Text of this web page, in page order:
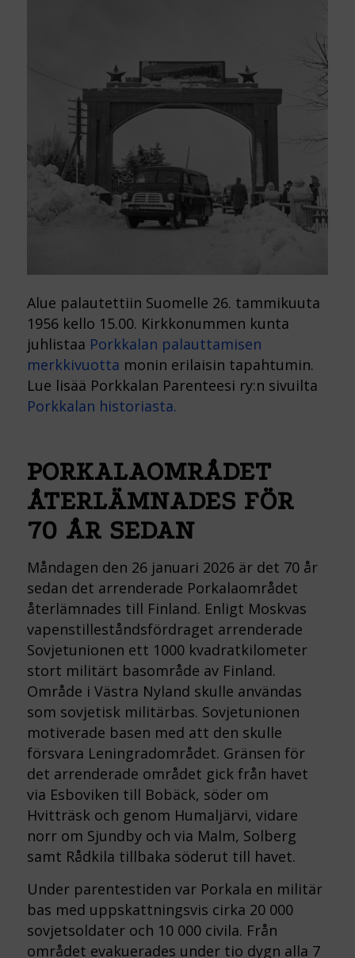
Alue palautettiin Suomelle 26. tammikuuta
1956 kello 15.00. Kirkkonummen kunta
juhlistaa Porkkalan palauttamisen
merkkivuotta monin erilaisin tapahtumin.
Lue lisää Porkkalan Parenteesi ry:n sivuilta
Porkkalan historiasta.
PORKALAOMRÅDET
ÅTERLÄMNADES FÖR
70 ÅR SEDAN
Måndagen den 26 januari 2026 är det 70 år
sedan det arrenderade Porkalaområdet
återlämnades till Finland. Enligt Moskvas
vapenstilleståndsfördraget arrenderade
Sovjetunionen ett 1000 kvadratkilometer
stort militärt basområde av Finland.
Område i Västra Nyland skulle användas
som sovjetisk militärbas. Sovjetunionen
motiverade basen med att den skulle
försvara Leningradområdet. Gränsen för
det arrenderade området gick från havet
via Esboviken till Bobäck, söder om
Hvitträsk och genom Humaljärvi, vidare
norr om Sjundby och via Malm, Solberg
samt Rådkila tillbaka söderut till havet.
Under parentestiden var Porkala en militär
bas med uppskattningsvis cirka 20 000
sovjetsoldater och 10 000 civila. Från
området evakuerades under tio dygn alla 7